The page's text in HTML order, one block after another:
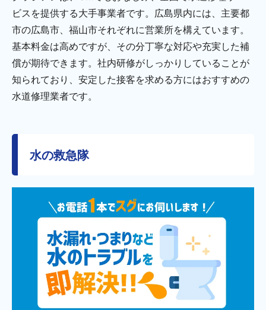
ビスを提供する大手事業者です。広島県内には、主要都
市の広島市、福山市それぞれに営業所を構えています。
基本料金は高めですが、その分丁寧な対応や充実した補
償が期待できます。社内研修がしっかりしていることが
知られており、安定した接客を求める方にはおすすめの
水道修理業者です。
水の救急隊